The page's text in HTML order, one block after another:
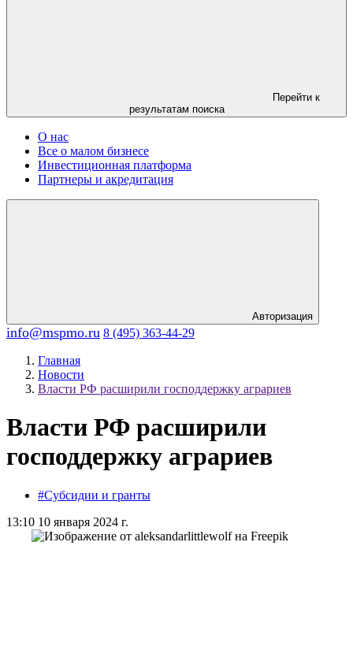
Перейти к
результатам поиска
О нас
Все о малом бизнесе
Инвестиционная платформа
Партнеры и акредитация
Авторизация
info@mspmo.ru 8 (495) 363-44-29
Главная
Новости
Власти РФ расширили господдержку аграриев
Власти РФ расширили
господдержку аграриев
#Субсидии и гранты
13:10 10 января 2024 г.